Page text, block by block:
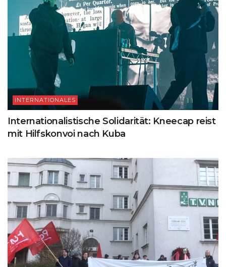
INTERNATIONALES
Internationalistische Solidarität: Kneecap reist
mit Hilfskonvoi nach Kuba